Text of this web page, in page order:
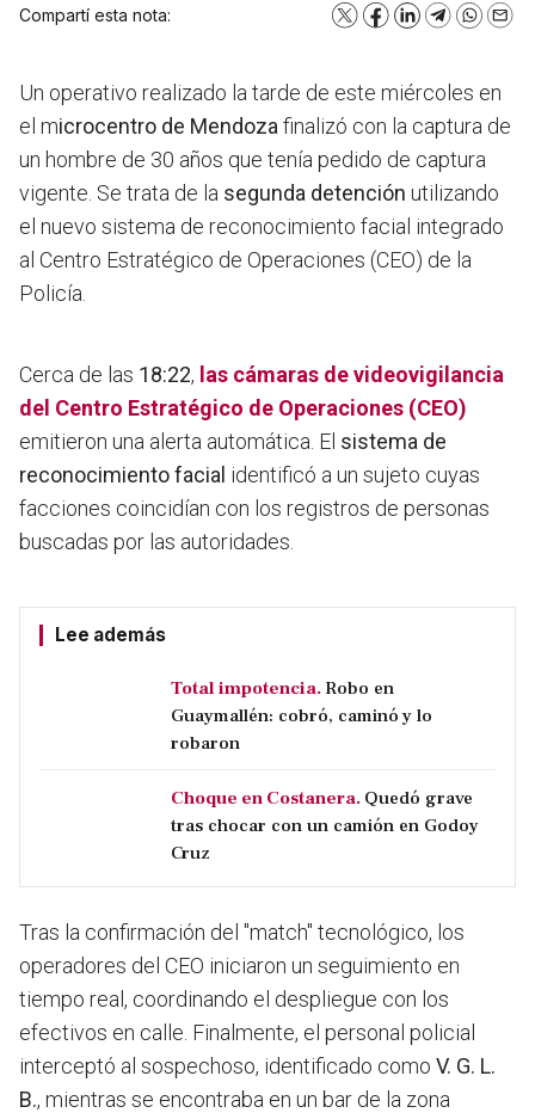
Compartí esta nota: X Facebook
LinkedInTelegram
Un operativo realizado la tarde de este miércoles en
el microcentro de Mendoza finalizó con la captura de
un hombre de 30 años que tenía pedido de captura
vigente. Se trata de la segunda detención utilizando
el nuevo sistema de reconocimiento facial integrado
al Centro Estratégico de Operaciones (CEO) de la
Policía.
Cerca de las 18:22, las cámaras de videovigilancia
del Centro Estratégico de Operaciones (CEO)
emitieron una alerta automática. El sistema de
reconocimiento facial identificó a un sujeto cuyas
facciones coincidían con los registros de personas
buscadas por las autoridades.
Lee además
Total impotencia. Robo en
Guaymallén: cobró, caminó y lo
robaron
Choque en Costanera. Quedó grave
tras chocar con un camión en Godoy
Cruz
Tras la confirmación del "match" tecnológico, los
operadores del CEO iniciaron un seguimiento en
tiempo real, coordinando el despliegue con los
efectivos en calle. Finalmente, el personal policial
interceptó al sospechoso, identificado como V. G. L.
B., mientras se encontraba en un bar de la zona